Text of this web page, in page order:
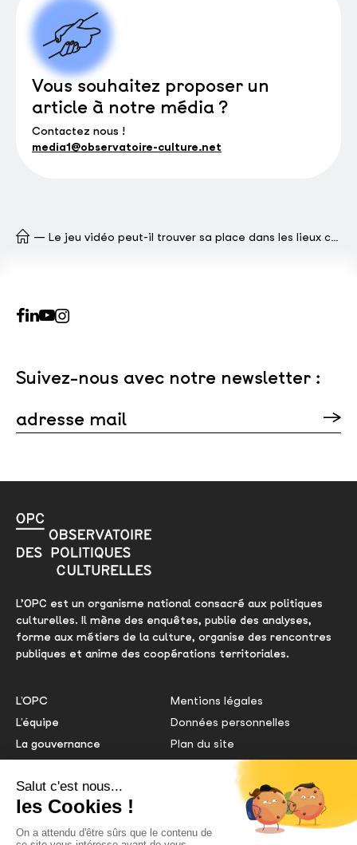
Vous souhaitez proposer un
article à notre média ?
Contactez nous !
media1@observatoire-culture.net
Le jeu vidéo peut-il trouver sa place dans les lieux culturels ?
Suivez-nous avec notre newsletter :
adresse mail
L’OPC est un organisme national consacré aux politiques
culturelles. Il mène des enquêtes, publie des analyses,
forme aux métiers de la culture, organise des rencontres
publiques et anime des coopérations territoriales.
L’OPC
L’équipe
La gouvernance
Nous contacter
Extranet OPC
Mentions légales
Données personnelles
Plan du site
Gestion des cookies